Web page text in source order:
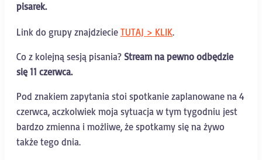
pisarek.
Link do grupy znajdziecie TUTAJ > KLIK.
Co z kolejną sesją pisania? Stream na pewno odbędzie
się 11 czerwca.
Pod znakiem zapytania stoi spotkanie zaplanowane na 4
czerwca, aczkolwiek moja sytuacja w tym tygodniu jest
bardzo zmienna i możliwe, że spotkamy się na żywo
także tego dnia.